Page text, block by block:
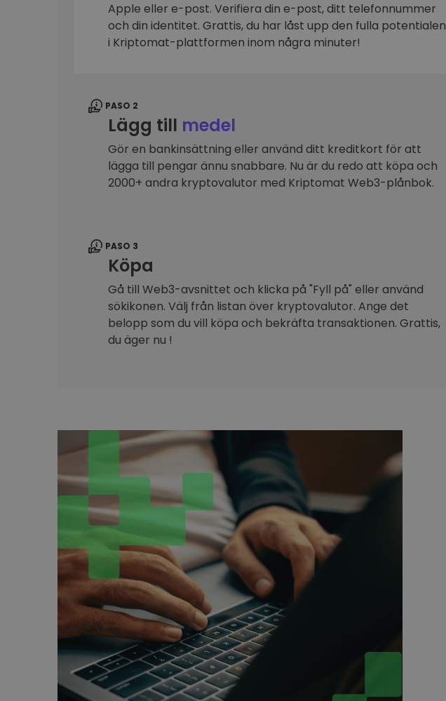
Investeringsutforskaren
Hitta din kryptostrategi
Apple eller e-post. Verifiera din e-post, ditt telefonnummer
och din identitet. Grattis, du har låst upp den fulla potentialen
i Kriptomat-plattformen inom några minuter!
PASO 2
Lägg till medel
Gör en bankinsättning eller använd ditt kreditkort för att
lägga till pengar ännu snabbare. Nu är du redo att köpa och
2000+ andra kryptovalutor med Kriptomat Web3-plånbok.
PASO 3
Köpa
Gå till Web3-avsnittet och klicka på "Fyll på" eller använd
sökikonen. Välj från listan över kryptovalutor. Ange det
belopp som du vill köpa och bekräfta transaktionen. Grattis,
du äger nu !